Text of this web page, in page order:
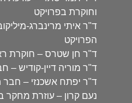
וחוקרת בפרויקט
ד"ר איתי מרינברג-
הפרויקט
ד"ר חן שטרס – חוקרת
ד"ר מוריה דיין-קודיש
ד"ר יפתח אשכנזי –
נעם קרון – עוזרת מחקר